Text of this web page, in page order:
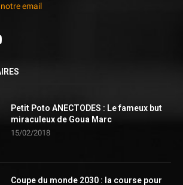
notre email
Petit Poto ANECTODES : Le fameux but
miraculeux de Goua Marc
15/02/2018
Coupe du monde 2030 : la course pour